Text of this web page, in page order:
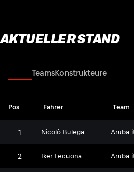
AKTUELLER STAND
TeamsKonstrukteure
Pos Fahrer Team
1 Nicolò Bulega
2 Iker Lecuona